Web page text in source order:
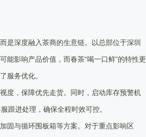
是深度融入茶商的生意链。以总部位于深圳
能影响产品价值，而春茶“喝一口鲜”的特性更
服务优化。
度，保障优先走货。同时，启动库存预警机
跟进处理，确保全程时效可控。
固与循环围板箱等方案。对于重点影响区